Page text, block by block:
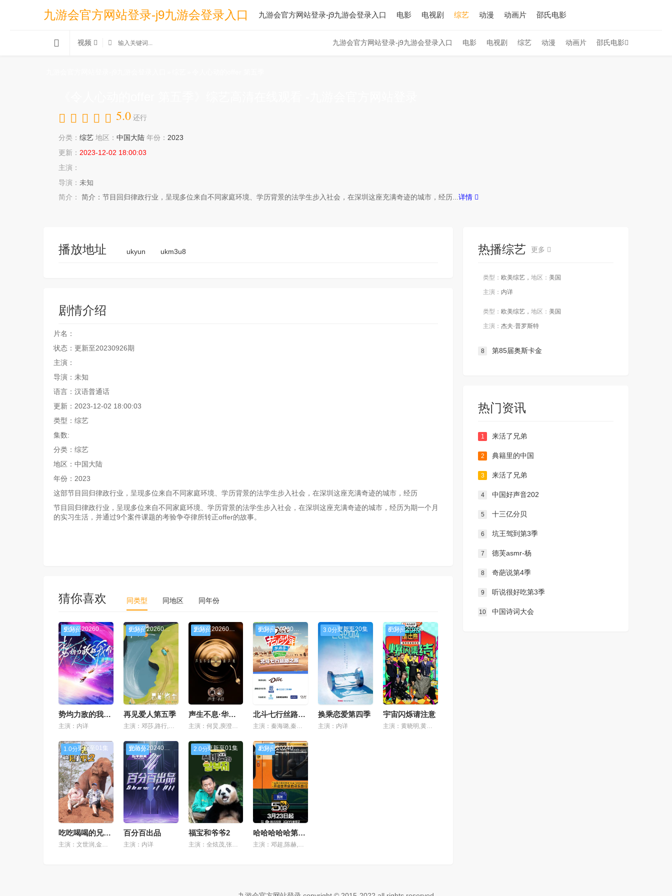
九游会官方网站登录-j9九游会登录入口 九游会官方网站登录-j9九游会登录入口 电影 电视剧 综艺 动漫 动画片 邵氏电影
九游会官方网站登录-j9九游会登录入口 电影 电视剧 综艺 动漫 动画片 邵氏电影
视频
5.0 还行
分类： 综艺 地区： 中国大陆 年份： 2023
更新： 2023-12-02 18:00:03
主演：
导演： 未知
简介：
简介：节目回归律政行业，呈现多位来自不同家庭环境、学历背景的法学生步入社会，在深圳这座充满奇迹的城市，经历... 详情
播放地址 ukyun ukm3u8
剧情介绍
片名：
状态：更新至20230926期
主演：
导演：未知
语言：汉语普通话
更新：2023-12-02 18:00:03
类型：综艺
集数:
分类：综艺
地区：中国大陆
年份：2023
这部节目回归律政行业，呈现多位来自不同家庭环境、学历背景的法学生步入社会，在深圳这座充满奇迹的城市，经历
节目回归律政行业，呈现多位来自不同家庭环境、学历背景的法学生步入社会，在深圳这座充满奇迹的城市，经历为期一个月
的实习生活，并通过9个案件课题的考验争夺律所转正offer的故事。
猜你喜欢 同类型 同地区 同年份
5.0分 更新至20260115期
势均力敌的我们第二季
主演：内详
9.0分 更新至20260115期
再见爱人第五季
2.0分 更新至20260115期
声生不息·华流季
9.0分 更新至20260115期
北斗七行丝路之旅
3.0分更新至20集
换乘恋爱第四季
主演：内详
6.0分 更新至20260115期
宇宙闪烁请注意
1.0分更新至01集
吃吃喝喝的兄弟们2
主演：文世润,金俊铉,金宣虎
10.0分 更新至20240325期
百分百出品
主演：内详
2.0分更新至01集
福宝和爷爷2
主演：全炫茂,张度妍,姜哲元,宝家族
4.0分 更新至20240323期
哈哈哈哈哈第四季
主演：邓超,陈赫,鹿晗,范志毅,董宝石,王勉,蔡国庆,李维嘉,荣梓杉
热播综艺 更多
类型： 欧美综艺， 地区： 美国
主演： 内详
类型： 欧美综艺， 地区： 美国
主演： 杰夫·普罗斯特
8 第85届奥斯卡金
热门资讯
1 来活了兄弟
2 典籍里的中国
3 来活了兄弟
4 中国好声音202
5 十三亿分贝
6 坑王驾到第3季
7 德芙asmr-杨
8 奇葩说第4季
9 听说很好吃第3季
10 中国诗词大会